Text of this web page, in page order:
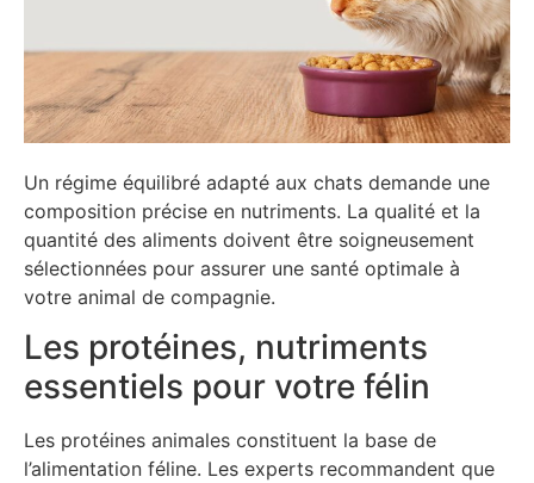
Un régime équilibré adapté aux chats demande une
composition précise en nutriments. La qualité et la
quantité des aliments doivent être soigneusement
sélectionnées pour assurer une santé optimale à
votre animal de compagnie.
Les protéines, nutriments
essentiels pour votre félin
Les protéines animales constituent la base de
l’alimentation féline. Les experts recommandent que